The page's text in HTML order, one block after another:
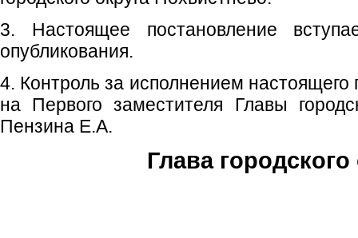
3. Настоящее постановление
опубликования.
4. Контроль за исполнением настоящего
на Первого заместителя Главы
Пензина Е.А.
Глава городского